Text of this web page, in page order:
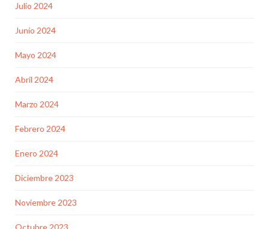
Julio 2024
Junio 2024
Mayo 2024
Abril 2024
Marzo 2024
Febrero 2024
Enero 2024
Diciembre 2023
Noviembre 2023